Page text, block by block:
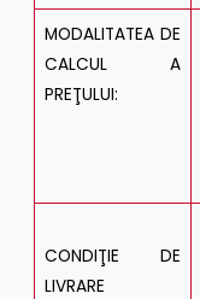
MODALITATEA DE
CALCUL A
PREŢULUI:
CONDIŢIE DE
LIVRARE